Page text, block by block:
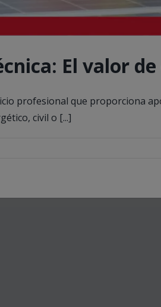
El valor
profesional que proporciona
civil o [...]